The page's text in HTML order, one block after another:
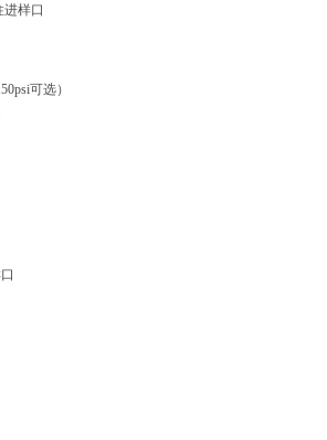
样口
可选）